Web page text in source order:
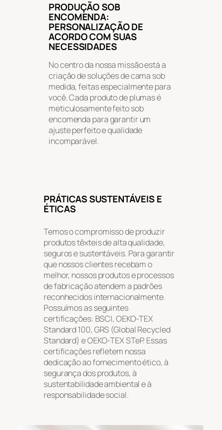
PRODUÇÃO SOB
ENCOMENDA:
PERSONALIZAÇÃO DE
ACORDO COM SUAS
NECESSIDADES
No centro da nossa missão está a
criação de soluções de cama sob
medida, feitas especialmente para
você. Cada produto de plumas é
meticulosamente feito sob
encomenda para garantir um
ajuste perfeito e qualidade
incomparável.
PRÁTICAS SUSTENTÁVEIS E
ÉTICAS
Temos o compromisso de produzir
produtos têxteis de alta qualidade,
seguros e sustentáveis. Para garantir
que nossos clientes recebam o
melhor, nossos produtos e processos
de fabricação atendem a padrões
reconhecidos internacionalmente.
Possuímos as seguintes
certificações: BSCI, OEKO-TEX
Standard 100, GRS (Global Recycled
Standard) e OEKO-TEX STeP. Essas
certificações refletem nossa
dedicação ao fornecimento ético, à
segurança dos produtos, à
sustentabilidade ambiental e à
responsabilidade social.